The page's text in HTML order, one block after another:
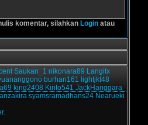
komentar, silahkan Login atau
Saukan_1 nikonara89 Langitx
burhan161 lightjkt48
king2408 Kirito541 JackHanggara
syamsramadhans24 Nearueki